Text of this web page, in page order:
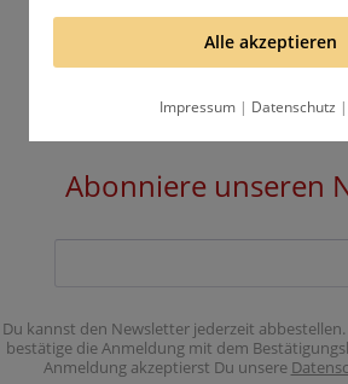
Welt der roten Eleganz und lasse
der Liebe erstrahlen.
Abonniere unseren
Du kannst den Newsletter jederzeit
bestätige die Anmeldung mit dem
Anmeldung akzeptierst Du unsere
Alle akzeptieren
Impressum | Datenschutz |